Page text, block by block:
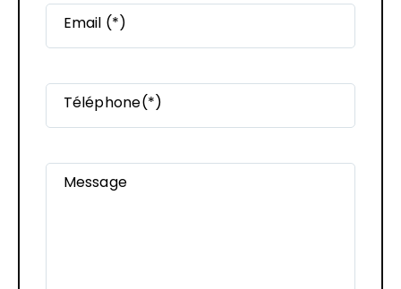
Email (*)
Téléphone(*)
Message